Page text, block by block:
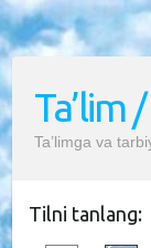
Ta’lim
Ta’limga va
Tilni tanlang: